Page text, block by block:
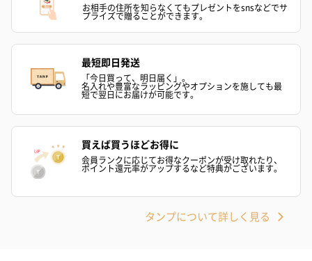
お相手の住所を知らなくてもプレゼントをsnsなどでサ
プライズで贈ることができます。
最短即日発送
「今日買って、明日届く」。
名入れや豊富なラッピングやオプションを施しても最
短で翌日にお届けが可能です。
買えば買うほどお得に
会員ランクに応じてお得なクーポンが受け取れたり、
ポイント還元率がアップするなど特典がございます。
タンプについて詳しく見る